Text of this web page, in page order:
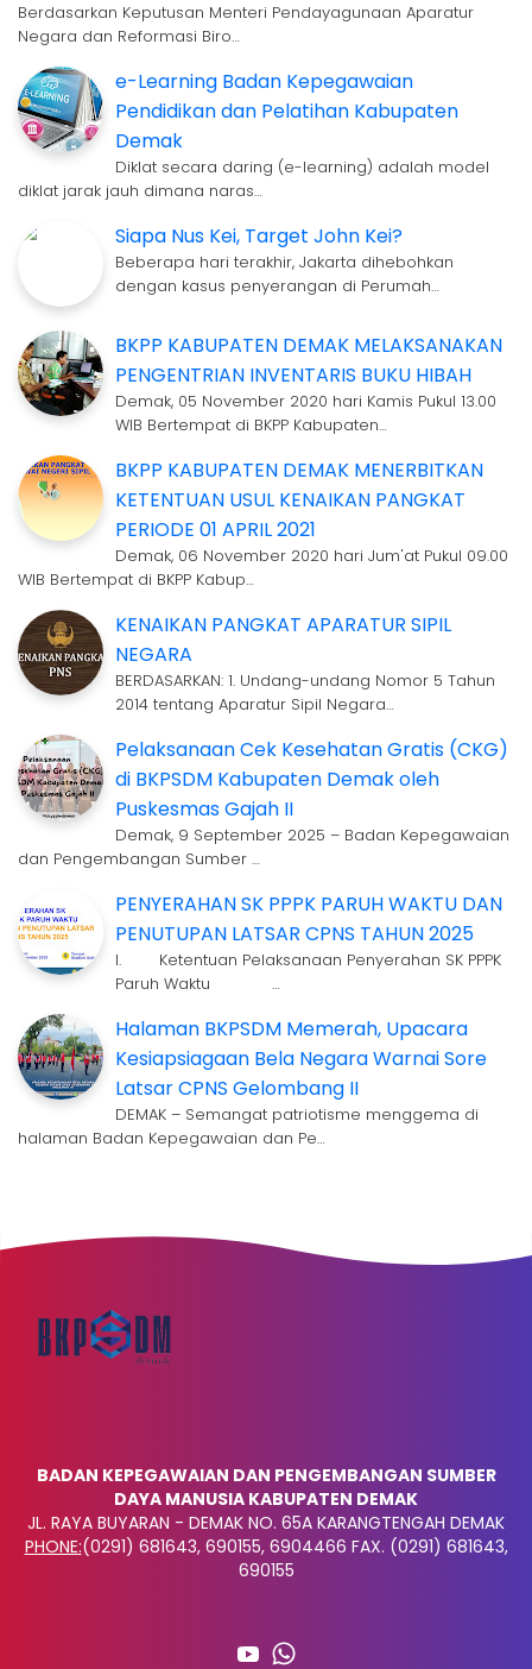
Berdasarkan Keputusan Menteri Pendayagunaan Aparatur
Negara dan Reformasi Biro…
e-Learning Badan Kepegawaian
Pendidikan dan Pelatihan Kabupaten
Demak
Diklat secara daring (e-learning) adalah model
diklat jarak jauh dimana naras…
Siapa Nus Kei, Target John Kei?
Beberapa hari terakhir, Jakarta dihebohkan
dengan kasus penyerangan di Perumah…
BKPP KABUPATEN DEMAK MELAKSANAKAN
PENGENTRIAN INVENTARIS BUKU HIBAH
Demak, 05 November 2020 hari Kamis Pukul 13.00
WIB Bertempat di BKPP Kabupaten…
BKPP KABUPATEN DEMAK MENERBITKAN
KETENTUAN USUL KENAIKAN PANGKAT
PERIODE 01 APRIL 2021
Demak, 06 November 2020 hari Jum'at Pukul 09.00
WIB Bertempat di BKPP Kabup…
KENAIKAN PANGKAT APARATUR SIPIL
NEGARA
BERDASARKAN: 1. Undang-undang Nomor 5 Tahun
2014 tentang Aparatur Sipil Negara…
Pelaksanaan Cek Kesehatan Gratis (CKG)
di BKPSDM Kabupaten Demak oleh
Puskesmas Gajah II
Demak, 9 September 2025 – Badan Kepegawaian
dan Pengembangan Sumber …
PENYERAHAN SK PPPK PARUH WAKTU DAN
PENUTUPAN LATSAR CPNS TAHUN 2025
I. Ketentuan Pelaksanaan Penyerahan SK PPPK
Paruh Waktu …
Halaman BKPSDM Memerah, Upacara
Kesiapsiagaan Bela Negara Warnai Sore
Latsar CPNS Gelombang II
DEMAK – Semangat patriotisme menggema di
halaman Badan Kepegawaian dan Pe…
BADAN KEPEGAWAIAN DAN PENGEMBANGAN SUMBER
DAYA MANUSIA KABUPATEN DEMAK
JL. RAYA BUYARAN - DEMAK NO. 65A KARANGTENGAH DEMAK
PHONE:(0291) 681643, 690155, 6904466 FAX. (0291) 681643,
690155